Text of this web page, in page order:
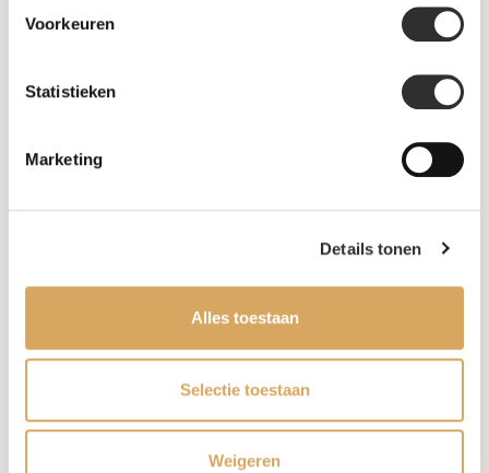
Voorkeuren
Statistieken
Marketing
Details tonen
Alles toestaan
Selectie toestaan
Weigeren
Leveringsvoorwaarden
Privacy Policy